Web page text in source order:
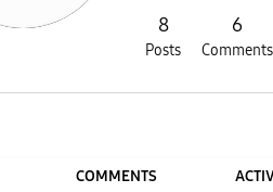
8
Posts
6
Comments
COMMENTS